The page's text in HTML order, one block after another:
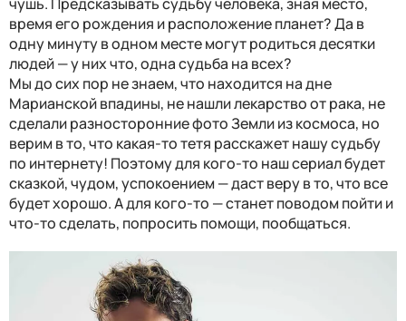
время его рождения и расположение планет? Да в
одну минуту в одном месте могут родиться десятки
людей — у них что, одна судьба на всех?
Мы до сих пор не знаем, что находится на дне
Марианской впадины, не нашли лекарство от рака, не
сделали разносторонние фото Земли из космоса, но
верим в то, что какая-то тетя расскажет нашу судьбу
по интернету! Поэтому для кого-то наш сериал будет
сказкой, чудом, успокоением — даст веру в то, что все
будет хорошо. А для кого-то — станет поводом пойти и
что-то сделать, попросить помощи, пообщаться.